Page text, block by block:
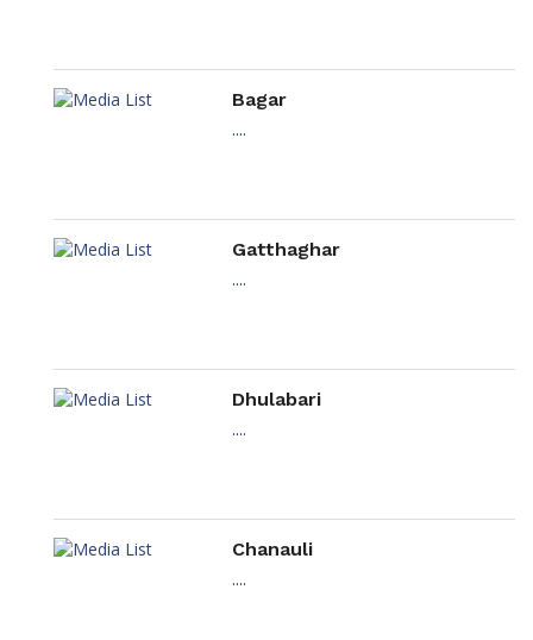
Bagar
....
Gatthaghar
....
Dhulabari
....
Chanauli
....